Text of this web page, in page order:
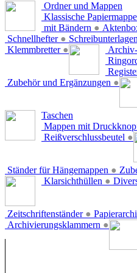
Ordner und Mappen
Klassische
mit Bändern ●
Schnellhefter ● Schreibunterlagen
Klemmbretter ●
Zubehör und Ergänzungen ●
Taschen
Mappen mit
Reißverschlussbeutel ●
Ständer für Hängemappen ●
Klarsichthüllen ●
Zeitschriftenständer ●
Archivierungsklammern ●